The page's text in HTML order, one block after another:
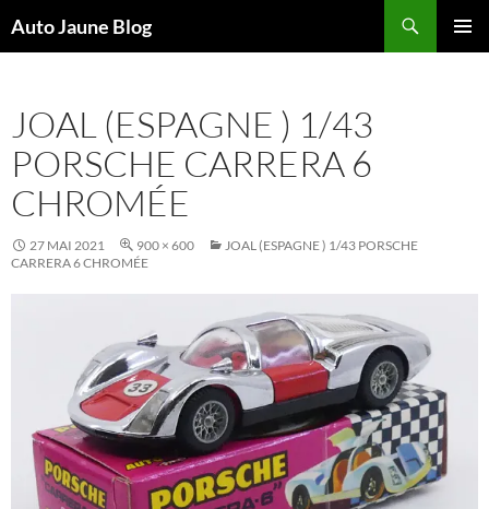
Auto Jaune Blog
JOAL (ESPAGNE ) 1/43
PORSCHE CARRERA 6
CHROMÉE
27 MAI 2021 900 × 600
JOAL (ESPAGNE ) 1/43 PORSCHE
CARRERA 6 CHROMÉE